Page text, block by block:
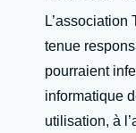
tenue
pourraient
informatique
utilisation, à